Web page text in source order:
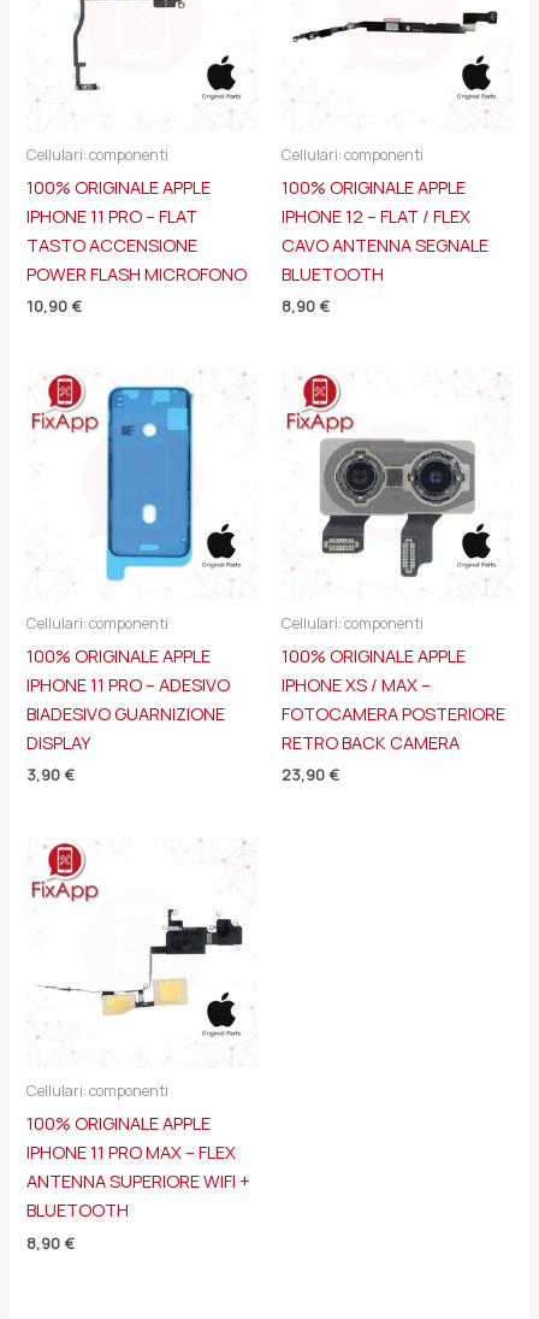
Cellulari: componenti
100% ORIGINALE APPLE
IPHONE 11 PRO – FLAT
TASTO ACCENSIONE
POWER FLASH MICROFONO
10,90 €
Cellulari: componenti
100% ORIGINALE APPLE
IPHONE 12 – FLAT / FLEX
CAVO ANTENNA SEGNALE
BLUETOOTH
8,90 €
Cellulari: componenti
100% ORIGINALE APPLE
IPHONE 11 PRO – ADESIVO
BIADESIVO GUARNIZIONE
DISPLAY
3,90 €
Cellulari: componenti
100% ORIGINALE APPLE
IPHONE XS / MAX –
FOTOCAMERA POSTERIORE
RETRO BACK CAMERA
23,90 €
Cellulari: componenti
100% ORIGINALE APPLE
IPHONE 11 PRO MAX – FLEX
ANTENNA SUPERIORE WIFI +
BLUETOOTH
8,90 €